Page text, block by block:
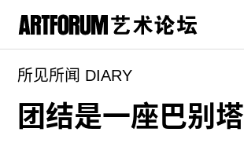
artguide
新闻
展评
所见所闻 DIARY
团结是一座巴别塔